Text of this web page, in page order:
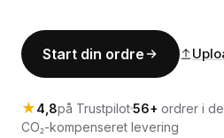
Start din ordre
★4,8på Trustpilot56+ ordrer i
CO₂-kompenseret levering
Fra 295 kr